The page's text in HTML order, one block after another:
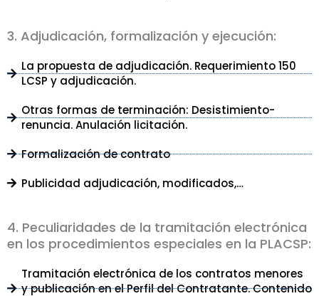
3. Adjudicación, formalización y ejecución:
La propuesta de adjudicación. Requerimiento 150
LCSP y adjudicación.
Otras formas de terminación: Desistimiento-
renuncia. Anulación licitación.
Formalización de contrato
Publicidad adjudicación, modificados,…
4. Peculiaridades de la tramitación electrónica
en los procedimientos especiales en la PLACSP:
Tramitación electrónica de los contratos menores
y publicación en el Perfil del Contratante. Contenido